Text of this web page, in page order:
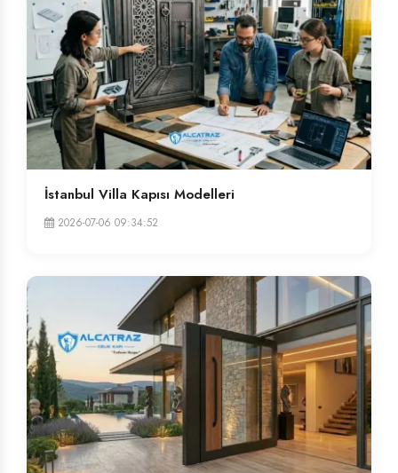
İstanbul Villa Kapısı Modelleri
2026-07-06 09:34:52